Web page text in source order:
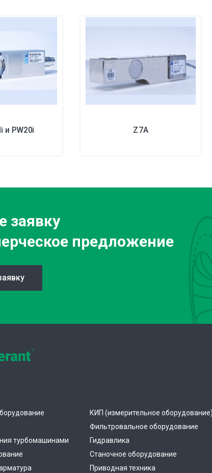
и PW20i Z7A
заявку
предложение
турбомашинами
КИП (измерительное оборудование)
Фильтровальное оборудование
Гидравлика
Станочное оборудование
Приводная техника